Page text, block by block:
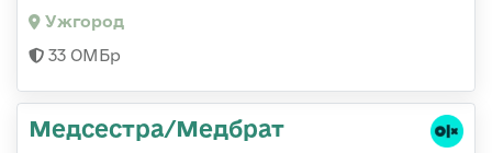
Ужгород
33 ОМБр
Медсестра/Медбрат